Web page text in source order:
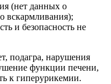
(нет данных о
вскармливания);
и безопасность не
подагра, нарушения
функции печени,
к гиперурикемии.